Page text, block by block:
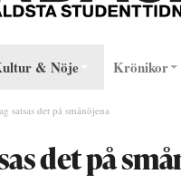
& Nöje Krönikor
satsas det på smånöjena
det på